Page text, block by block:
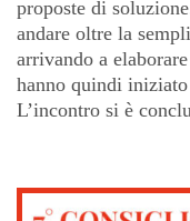
proposte di
andare oltre la
arrivando a
hanno quindi
L’incontro si è